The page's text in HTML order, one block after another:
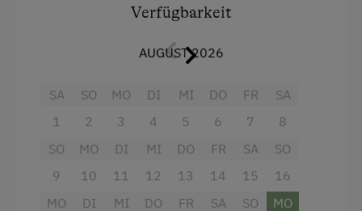
Kinderspielplatz
Ausstattung der Wohneinheit
Bettwäsche vorhanden
Brötchenservice
Geschirr vorhanden
Geschirrspüler, Kühlschrank mit
Kaffeemaschine, Wasserkocher
Vorraum
Balkon
Sat-TV, W-LAN
Verfügbarkeit
AUGUST 2026
SA
1
SO
2
MO
3
DI
4
MI
5
DO
6
FR
7
SA
8
SO
9
MO
10
DI
11
MI
12
DO
13
FR
14
SA
15
SO
16
MO
DI
MI
DO
FR
SA
SO
MO